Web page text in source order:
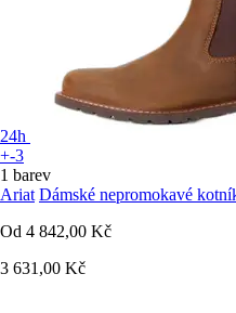
24h
+-3
1 barev
Ariat Dámské nepromokavé
Od 4 842,00 Kč
3 631,00 Kč